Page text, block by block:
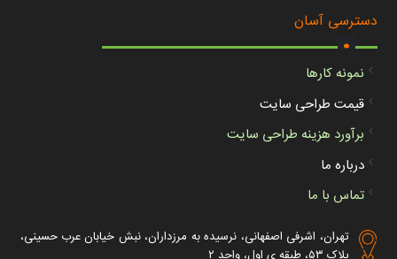
دسترسی آسان
.
نمونه کارها
قیمت طراحی سایت
برآورد هزینه طراحی سایت
درباره ما
تماس با ما
تهران، اشرفی اصفهانی، نرسیده به مرزداران، نبش خیابان عرب حسینی،